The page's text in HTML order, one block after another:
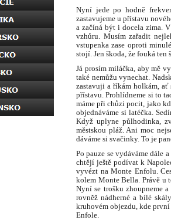
Nyní jede po hodně
zastavujeme u přístavu
a začíná být i docela zima.
vzhůru. Musím zařadit
vstupenka zase oproti
stojí. Jen škoda, že fouká
Já prosím miláčka, aby mě
také nemůžu vynechat.
zastavuji a říkám holkám, ať
přístavu. Prohlídneme si to
máme při chůzi pocit, jako
objednáváme si latéčka.
Když uplyne půlhodinka,
městskou pláž. Ani moc
dáváme si svačinky. To je
Po pauze se vydáváme dále
chtějí ještě podívat k
vyvézt na Monte Enfolu.
kolem Monte Bella. Právě u
Nyní se trošku zhoupneme
rovněž nádherné a bílé
kruhovém objezdu, kde
Enfole.